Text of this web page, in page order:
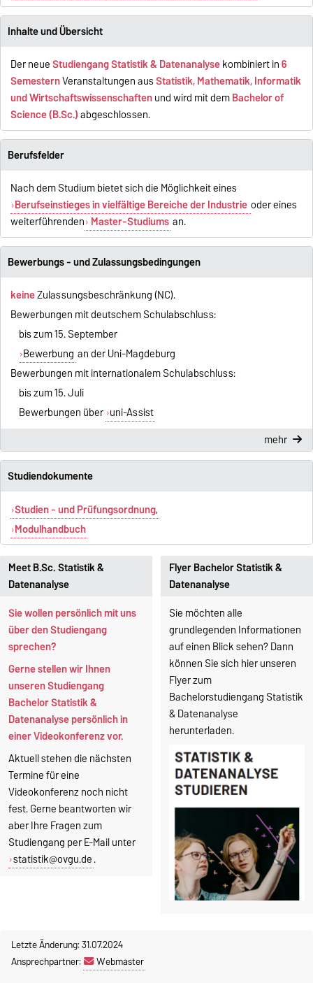
Inhalte und Übersicht
Der neueStudiengang Statistik & Datenanalysekombiniert in6
SemesternVeranstaltungen ausStatistik, Mathematik, Informatik
und Wirtschaftswissenschaftenund wird mit demBachelor of
Science (B.Sc.)abgeschlossen.
Berufsfelder
Nach dem Studium bietet sich die Möglichkeit eines
Berufseinstieges in vielfältige Bereiche der Industrie oder eines
weiterführenden Master-Studiums an.
Bewerbungs - und Zulassungsbedingungen
keineZulassungsbeschränkung (NC).
Bewerbungen mit deutschem Schulabschluss:
bis zum 15. September
Bewerbung an der Uni-Magdeburg
Bewerbungen mit internationalem Schulabschluss:
bis zum 15. Juli
Bewerbungen über uni-Assist
mehr
Studiendokumente
Studien - und Prüfungsordnung,
Modulhandbuch
Meet B.Sc. Statistik &
Datenanalyse
Sie wollen persönlich mit uns
über den Studiengang
sprechen?
Gerne stellen wir Ihnen
unseren Studiengang
Bachelor Statistik &
Datenanalyse persönlich in
einer Videokonferenz vor.
Aktuell stehen die nächsten
Termine für eine
Videokonferenz noch nicht
fest. Gerne beantworten wir
aber Ihre Fragen zum
Studiengang per E-Mail unter
statistik@ovgu.de.
Flyer Bachelor Statistik &
Datenanalyse
Sie möchten alle
grundlegenden Informationen
auf einen Blick sehen? Dann
können Sie sich hier unseren
Flyer zum
Bachelorstudiengang Statistik
& Datenanalyse
herunterladen.
Letzte Änderung: 31.07.2024
Ansprechpartner:
Webmaster